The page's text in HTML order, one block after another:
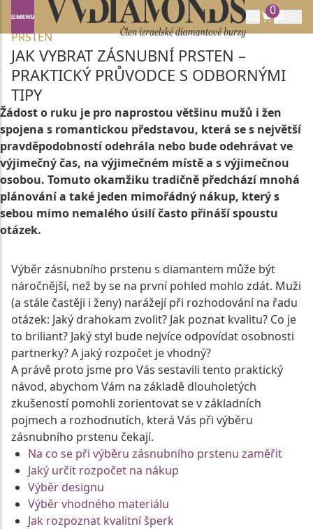
0
Domů O DIAMANTECH
JAK VYBRAT ZÁSNUBNÍ
PRSTEN
JAK VYBRAT ZÁSNUBNÍ PRSTEN –
PRAKTICKÝ PRŮVODCE S ODBORNÝMI
TIPY
Žádost o ruku je pro naprostou většinu mužů i žen
spojena s romantickou představou, která se s největší
pravděpodobností odehrála nebo bude odehrávat ve
výjimečný čas, na výjimečném místě a s výjimečnou
osobou. Tomuto okamžiku tradičně předchází mnohá
plánování a také jeden mimořádný nákup, který s
sebou mimo nemalého úsilí často přináší spoustu
otázek.
Výběr zásnubního prstenu s diamantem může být
náročnější, než by se na první pohled mohlo zdát. Muži
(a stále častěji i ženy) narážejí při rozhodování na řadu
otázek: Jaký drahokam zvolit? Jak poznat kvalitu? Co je
to briliant? Jaký styl bude nejvíce odpovídat osobnosti
partnerky? A jaký rozpočet je vhodný?
A právě proto jsme pro Vás sestavili tento praktický
návod, abychom Vám na základě dlouholetých
zkušeností pomohli zorientovat se v základních
pojmech a rozhodnutích, která Vás při výběru
zásnubního prstenu čekají.
Na co se při výběru zásnubního prstenu zaměřit
Jaký určit rozpočet na nákup
Výběr designu
Výběr vhodného materiálu
Jak rozpoznat kvalitní šperk